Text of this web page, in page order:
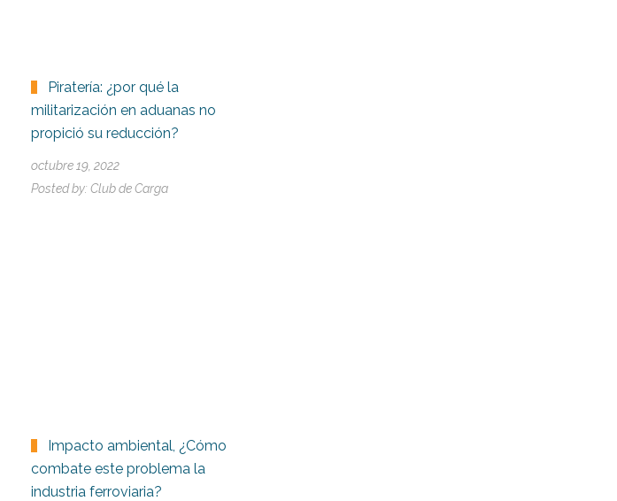
Piratería: ¿por qué la
militarización en aduanas no
propició su reducción?
octubre 19, 2022
Posted by: Club de Carga
Impacto ambiental, ¿Cómo
combate este problema la
industria ferroviaria?